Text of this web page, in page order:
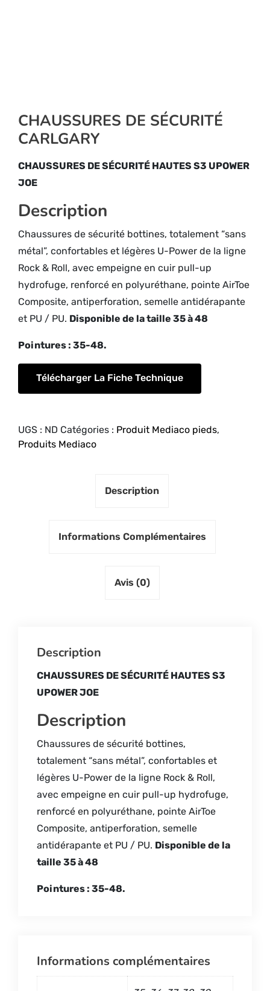
CHAUSSURES DE SÉCURITÉ
CARLGARY
CHAUSSURES DE SÉCURITÉ HAUTES S3 UPOWER
JOE
Description
Chaussures de sécurité bottines, totalement “sans
métal”, confortables et légères U-Power de la ligne
Rock & Roll, avec empeigne en cuir pull-up
hydrofuge, renforcé en polyuréthane, pointe AirToe
Composite, antiperforation, semelle antidérapante
et PU / PU. Disponible de la taille 35 à 48
Pointures : 35-48.
Télécharger La Fiche Technique
UGS : ND Catégories : Produit Mediaco pieds,
Produits Mediaco
Description
Informations Complémentaires
Avis (0)
Description
CHAUSSURES DE SÉCURITÉ HAUTES S3
UPOWER JOE
Description
Chaussures de sécurité bottines,
totalement “sans métal”, confortables et
légères U-Power de la ligne Rock & Roll,
avec empeigne en cuir pull-up hydrofuge,
renforcé en polyuréthane, pointe AirToe
Composite, antiperforation, semelle
antidérapante et PU / PU. Disponible de la
taille 35 à 48
Pointures : 35-48.
Informations complémentaires